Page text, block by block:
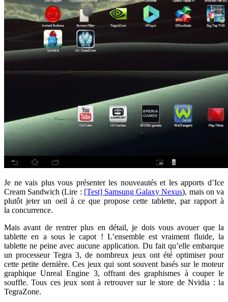
Je ne vais plus vous présenter les nouveautés et les apports d’Ice
Cream Sandwich (Lire : [Test] Samsung Galaxy Nexus), mais on va
plutôt jeter un oeil à ce que propose cette tablette, par rapport à
la concurrence.
Mais avant de rentrer plus en détail, je dois vous avouer que la
tablette en a sous le capot ! L’ensemble est vraiment fluide, la
tablette ne peine avec aucune application. Du fait qu’elle embarque
un processeur Tegra 3, de nombreux jeux ont été optimiser pour
cette petite dernière. Ces jeux qui sont souvent basés sur le moteur
graphique Unreal Engine 3, offrant des graphismes à couper le
souffle. Tous ces jeux sont à retrouver sur le store de Nvidia : la
TegraZone.